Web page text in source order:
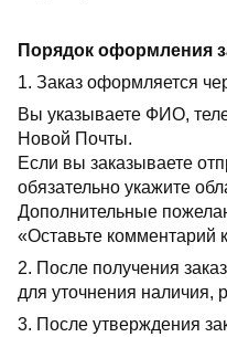
Порядок оформления
1. Заказ оформляется
Вы указываете ФИО,
Новой Почты.
Если вы заказываете
обязательно укажите
Дополнительные
«Оставьте комментарий
2. После получения
для уточнения наличия,
3. После утверждения